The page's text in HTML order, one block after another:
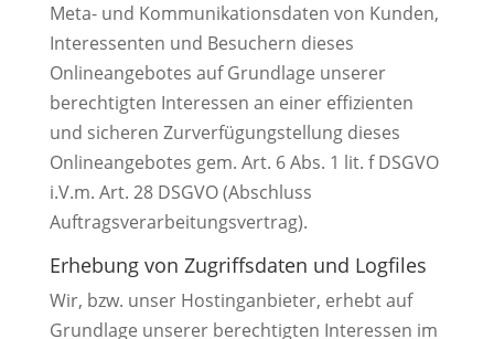
Meta- und Kommunikationsdaten von Kunden,
Interessenten und Besuchern dieses
Onlineangebotes auf Grundlage unserer
berechtigten Interessen an einer effizienten
und sicheren Zurverfügungstellung dieses
Onlineangebotes gem. Art. 6 Abs. 1 lit. f DSGVO
i.V.m. Art. 28 DSGVO (Abschluss
Auftragsverarbeitungsvertrag).
Erhebung von Zugriffsdaten und Logfiles
Wir, bzw. unser Hostinganbieter, erhebt auf
Grundlage unserer berechtigten Interessen im